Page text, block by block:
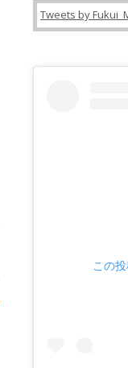
Tweets by
この